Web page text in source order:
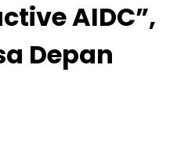
AIDC”,
Depan